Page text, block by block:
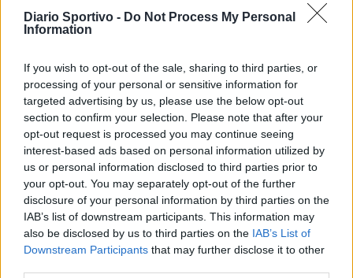
Diario Sportivo - Do Not Process My Personal
Information
If you wish to opt-out of the sale, sharing to third parties, or
processing of your personal or sensitive information for
targeted advertising by us, please use the below opt-out
section to confirm your selection. Please note that after your
opt-out request is processed you may continue seeing
interest-based ads based on personal information utilized by
us or personal information disclosed to third parties prior to
your opt-out. You may separately opt-out of the further
disclosure of your personal information by third parties on the
IAB’s list of downstream participants. This information may
also be disclosed by us to third parties on the IAB’s List of
Downstream Participants that may further disclose it to other
assuma le responsabilità»
Il Carbonia non si iscrive, Meloni:
«Impossibilitati nel far fronte alle vertenze
dei giocatori»
31 Lug 2026
Nuorese, parte la programmazione:
Francesco Cattide è il nuovo tecnico
29 Lug 2026